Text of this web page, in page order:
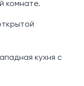
комнате.
кухня с